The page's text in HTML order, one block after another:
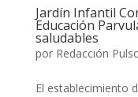
Jardín Infantil
Educación
saludables
por Redacción
El establecimiento